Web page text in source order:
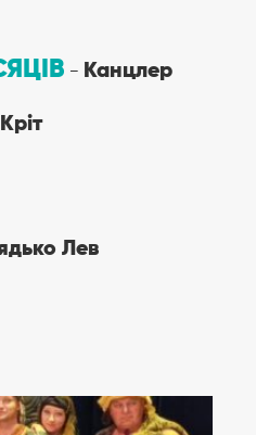
− Канцлер
Кріт
Лев